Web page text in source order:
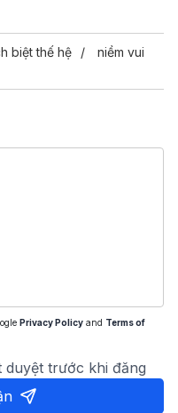
biệt thế hệ
niềm vui
Privacy Policy and Terms of
duyệt trước khi đăng